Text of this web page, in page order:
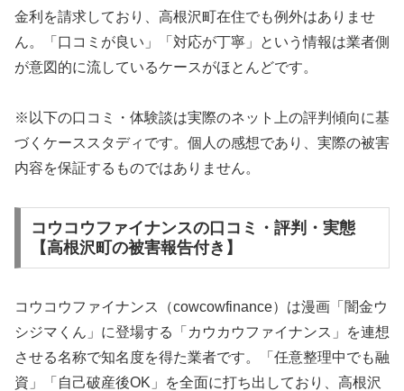
金利を請求しており、高根沢町在住でも例外はありませ
ん。「口コミが良い」「対応が丁寧」という情報は業者側
が意図的に流しているケースがほとんどです。
※以下の口コミ・体験談は実際のネット上の評判傾向に基
づくケーススタディです。個人の感想であり、実際の被害
内容を保証するものではありません。
コウコウファイナンスの口コミ・評判・実態
【高根沢町の被害報告付き】
コウコウファイナンス（cowcowfinance）は漫画「闇金ウ
シジマくん」に登場する「カウカウファイナンス」を連想
させる名称で知名度を得た業者です。「任意整理中でも融
資」「自己破産後OK」を全面に打ち出しており、高根沢